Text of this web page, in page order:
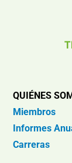
QUIÉNES
Miembros
Informes
Carreras